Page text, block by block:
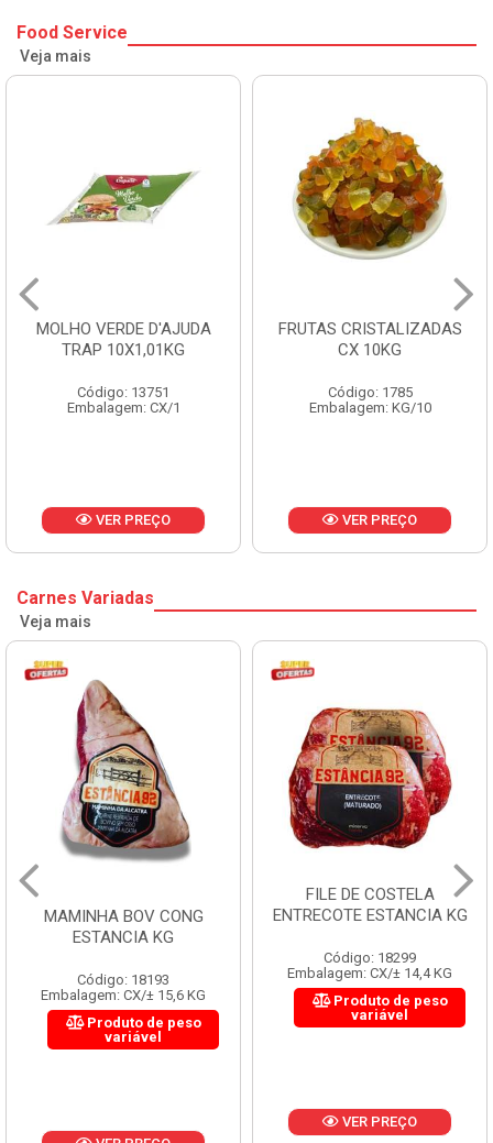
Food Service
Veja mais
MOLHO VERDE D'AJUDA
TRAP 10X1,01KG
Código: 13751
Embalagem: CX/1
VER PREÇO
FRUTAS CRISTALIZADAS
CX 10KG
Código: 1785
Embalagem: KG/10
VER PREÇO
Carnes Variadas
Veja mais
MAMINHA BOV CONG
ESTANCIA KG
Código: 18193
Embalagem: CX/± 15,6 KG
Produto de peso
variável
FILE DE COSTELA
ENTRECOTE ESTANCIA KG
Código: 18299
Embalagem: CX/± 14,4 KG
Produto de peso
variável
VER PREÇO